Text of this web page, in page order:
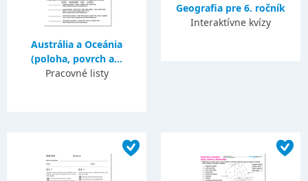
Austrália a Oceánia
(poloha, povrch a...
Pracovné listy
Geografia pre 6. ročník
Interaktívne kvízy